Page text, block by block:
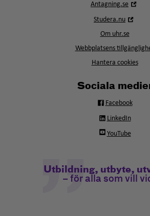
Antagning.se
Studera.nu
Om uhr.se
Webbplatsens
Hantera cookies
Sociala
Facebook
LinkedIn
YouTube
Utbildning, utbyte,
– för alla som vill